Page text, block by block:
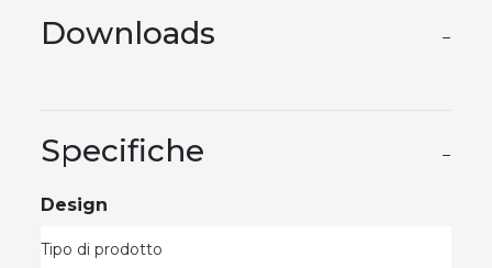
Downloads −
Specifiche −
Design
Tipo di prodotto